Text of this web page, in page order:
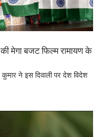
मेगा बजट फिल्म रामायण के
ने इस दिवाली पर देश विदेश